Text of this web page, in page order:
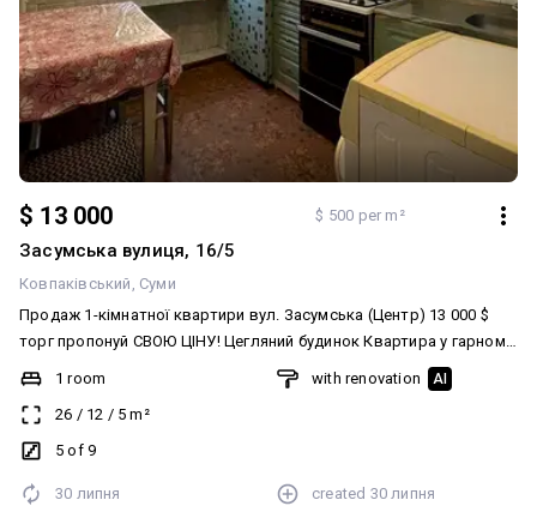
$ 13 000 $ 500 per m²
Засумська вулиця, 16/5
Ковпаківський Суми
Продаж 1-кімнатної квартири вул. Засумська (Центр) 13 000 $
торг пропонуй СВОЮ ЦІНУ! Цегляний будинок Квартира у гарному
стані Ліфт працює Пластикові вікна Засклений балкон Бойлер на
гарячу воду Меблі та побутова техніка залишаються новому
власнику! Чудова локація, поруч центральний ринок, Віста,
магазини, супермаркети, аптеки та багато іншого. Зупинка
1 room
26 / 12 / 5 m²
5 of 9
with renovation AI
30 липня created 30 липня